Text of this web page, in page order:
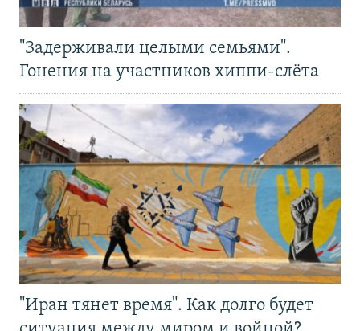
"Задерживали целыми семьями".
Гонения на участников хиппи-слёта
"Иран тянет время". Как долго будет